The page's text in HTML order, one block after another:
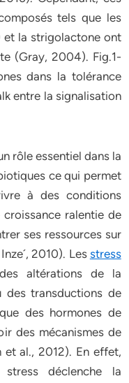
tels que les
et la strigolactone ont
(Gray, 2004). Fig.1-
dans la tolérance
entre la signalisation
rôle essentiel dans la
ce qui permet
à des conditions
ralentie de
ses ressources sur
2010). Les stress
altérations de la
transductions de
des hormones de
des mécanismes de
al., 2012). En effet,
déclenche la